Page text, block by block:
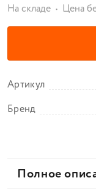
На складе Цена
Артикул
Бренд
Полное